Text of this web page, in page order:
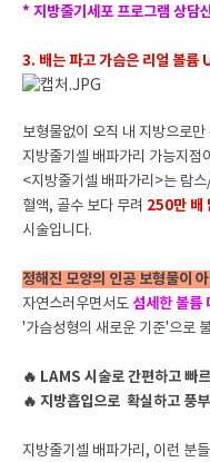
* 지방줄기세포 프로그램 상담
3. 배는 파고 가슴은 리얼 볼
보형물없이 오직 내 지방으로
지방줄기셀 배파가리 가능지점
<지방줄기셀 배파가리>는 람
혈액, 골수 보다 무려 250만 배
시술입니다.
정해진 모양의 인공 보형물이
자연스러우면서도 섬세한 볼륨
'가슴성형의 새로운 기준'으로
🔥 LAMS 시술로 간편하고 빠
🔥 지방흡입으로 확실하고 풍
지방줄기셀 배파가리, 이런 분